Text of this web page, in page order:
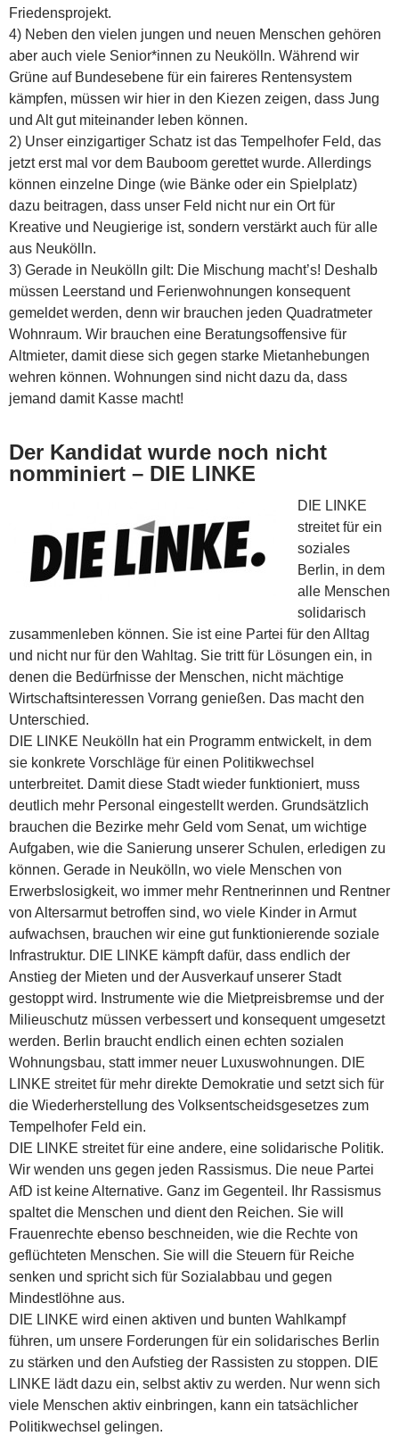
Friedensprojekt.
4) Neben den vielen jungen und neuen Menschen gehören
aber auch viele Senior*innen zu Neukölln. Während wir
Grüne auf Bundesebene für ein faireres Rentensystem
kämpfen, müssen wir hier in den Kiezen zeigen, dass Jung
und Alt gut miteinander leben können.
2) Unser einzigartiger Schatz ist das Tempelhofer Feld, das
jetzt erst mal vor dem Bauboom gerettet wurde. Allerdings
können einzelne Dinge (wie Bänke oder ein Spielplatz)
dazu beitragen, dass unser Feld nicht nur ein Ort für
Kreative und Neugierige ist, sondern verstärkt auch für alle
aus Neukölln.
3) Gerade in Neukölln gilt: Die Mischung macht’s! Deshalb
müssen Leerstand und Ferienwohnungen konsequent
gemeldet werden, denn wir brauchen jeden Quadratmeter
Wohnraum. Wir brauchen eine Beratungsoffensive für
Altmieter, damit diese sich gegen starke Mietanhebungen
wehren können. Wohnungen sind nicht dazu da, dass
jemand damit Kasse macht!
Der Kandidat wurde noch nicht
nomminiert – DIE LINKE
DIE LINKE
streitet für ein
soziales
Berlin, in dem
alle Menschen
solidarisch
zusammenleben können. Sie ist eine Partei für den Alltag
und nicht nur für den Wahltag. Sie tritt für Lösungen ein, in
denen die Bedürfnisse der Menschen, nicht mächtige
Wirtschaftsinteressen Vorrang genießen. Das macht den
Unterschied.
DIE LINKE Neukölln hat ein Programm entwickelt, in dem
sie konkrete Vorschläge für einen Politikwechsel
unterbreitet. Damit diese Stadt wieder funktioniert, muss
deutlich mehr Personal eingestellt werden. Grundsätzlich
brauchen die Bezirke mehr Geld vom Senat, um wichtige
Aufgaben, wie die Sanierung unserer Schulen, erledigen zu
können. Gerade in Neukölln, wo viele Menschen von
Erwerbslosigkeit, wo immer mehr Rentnerinnen und Rentner
von Altersarmut betroffen sind, wo viele Kinder in Armut
aufwachsen, brauchen wir eine gut funktionierende soziale
Infrastruktur. DIE LINKE kämpft dafür, dass endlich der
Anstieg der Mieten und der Ausverkauf unserer Stadt
gestoppt wird. Instrumente wie die Mietpreisbremse und der
Milieuschutz müssen verbessert und konsequent umgesetzt
werden. Berlin braucht endlich einen echten sozialen
Wohnungsbau, statt immer neuer Luxuswohnungen. DIE
LINKE streitet für mehr direkte Demokratie und setzt sich für
die Wiederherstellung des Volksentscheidsgesetzes zum
Tempelhofer Feld ein.
DIE LINKE streitet für eine andere, eine solidarische Politik.
Wir wenden uns gegen jeden Rassismus. Die neue Partei
AfD ist keine Alternative. Ganz im Gegenteil. Ihr Rassismus
spaltet die Menschen und dient den Reichen. Sie will
Frauenrechte ebenso beschneiden, wie die Rechte von
geflüchteten Menschen. Sie will die Steuern für Reiche
senken und spricht sich für Sozialabbau und gegen
Mindestlöhne aus.
DIE LINKE wird einen aktiven und bunten Wahlkampf
führen, um unsere Forderungen für ein solidarisches Berlin
zu stärken und den Aufstieg der Rassisten zu stoppen. DIE
LINKE lädt dazu ein, selbst aktiv zu werden. Nur wenn sich
viele Menschen aktiv einbringen, kann ein tatsächlicher
Politikwechsel gelingen.